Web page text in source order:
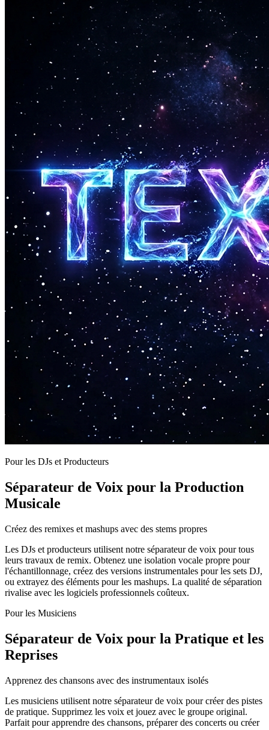
Pour les DJs et Producteurs
Séparateur de Voix pour la Production
Musicale
Créez des remixes et mashups avec des stems propres
Les DJs et producteurs utilisent notre séparateur de voix pour tous
leurs travaux de remix. Obtenez une isolation vocale propre pour
l'échantillonnage, créez des versions instrumentales pour les sets DJ,
ou extrayez des éléments pour les mashups. La qualité de séparation
rivalise avec les logiciels professionnels coûteux.
Pour les Musiciens
Séparateur de Voix pour la Pratique et les
Reprises
Apprenez des chansons avec des instrumentaux isolés
Les musiciens utilisent notre séparateur de voix pour créer des pistes
de pratique. Supprimez les voix et jouez avec le groupe original.
Parfait pour apprendre des chansons, préparer des concerts ou créer